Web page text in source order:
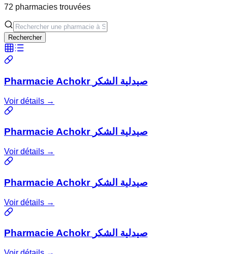
72 pharmacies trouvées
Rechercher
Pharmacie Achokr صيدلية الشكر
Voir détails →
Pharmacie Achokr صيدلية الشكر
Voir détails →
Pharmacie Achokr صيدلية الشكر
Voir détails →
Pharmacie Achokr صيدلية الشكر